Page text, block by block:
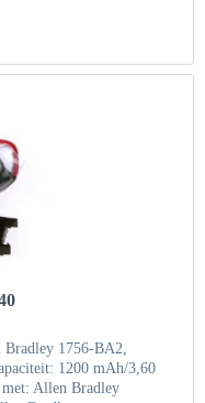
Bradley 1756-BA2,
1200 mAh/3,60
Allen Bradley